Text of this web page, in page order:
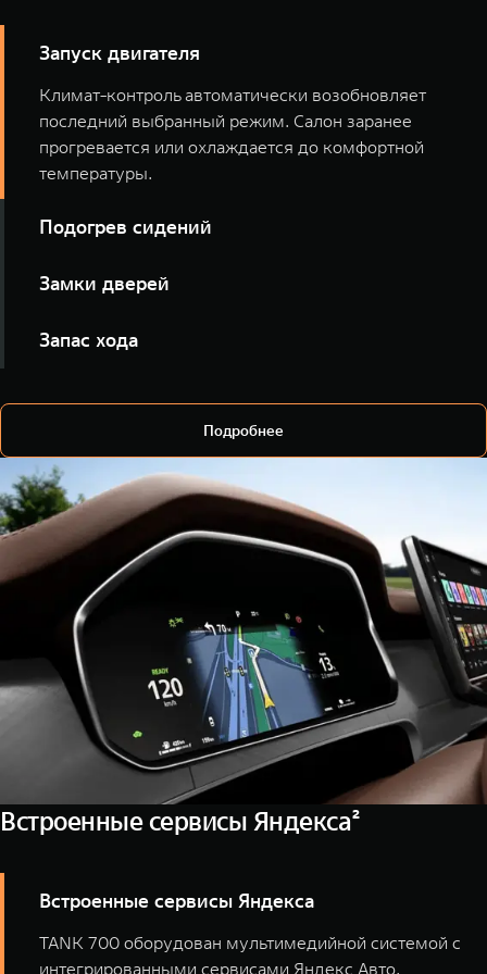
Запуск двигателя
Климат-контроль автоматически возобновляет
последний выбранный режим. Салон заранее
прогревается или охлаждается до комфортной
температуры.
Подогрев сидений
мест голосом, ещё до выхода из дома.
Замки дверей
удалённо, не открывая приложение.
Запас хода
дальность поездки.
Подробнее
Встроенные сервисы Яндекса²
Встроенные сервисы Яндекcа
TANK 700 оборудован мультимедийной системой с
интегрированными сервисами Яндекс Авто.